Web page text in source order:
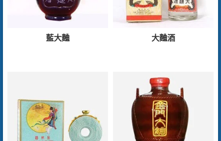
藍大麯 大麯酒